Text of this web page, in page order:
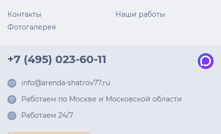
Контакты
Наши работы
Фотогалерея
+7 (495) 023-60-11
info@arenda-shatrov77.ru
Работаем по Москве и Московской области
Работаем 24/7